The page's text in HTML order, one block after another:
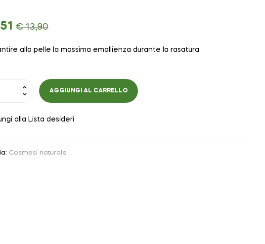
€13,90
alla pelle la massima emollienza durante la rasatura
AGGIUNGI AL CARRELLO
alla Lista desideri
Cosmesi naturale